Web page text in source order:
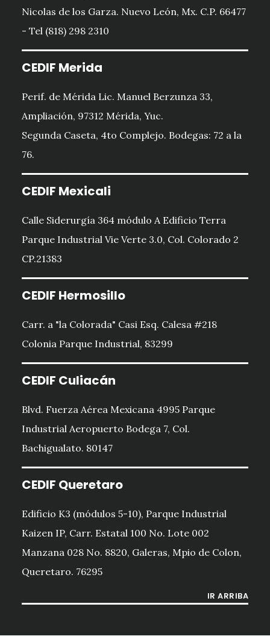
Nicolas de los Garza. Nuevo León, Mx. C.P. 66477
- Tel (818) 298 2310
CEDIF Merida
Perif. de Mérida Lic. Manuel Berzunza 33,
Ampliación, 97312 Mérida, Yuc.
Segunda Caseta, 4to Complejo. Bodegas: 72 a la
76.
CEDIF Mexicali
Calle Siderurgía 364 módulo A Edificio Terra
Parque Industrial Vie Verte 3.0, Col. Colorado 2
CP.21383
CEDIF Hermosillo
Carr. a "la Colorada" Casi Esq. Calesa #218
Colonia Parque Industrial, 83299
CEDIF Culiacán
Blvd. Fuerza Aérea Mexicana 4995 Parque
Industrial Aeropuerto Bodega 7, Col.
Bachigualato. 80147
CEDIF Queretaro
Edificio K3 (módulos 5-10), Parque Industrial
Kaizen IP, Carr. Estatal 100 No. Lote 002
Manzana 028 No. 8820, Galeras, Mpio de Colon,
Queretaro. 76295
IR ARRIBA